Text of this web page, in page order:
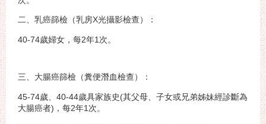
二、乳癌篩檢（乳房X光攝影檢查）：
40-74歲婦女，每2年1次。
三、大腸癌篩檢（糞便潛血檢查）：
45-74歲、40-44歲具家族史(其父母、子女或兄弟姊妹經診斷為
大腸癌者)，每2年1次。